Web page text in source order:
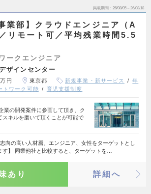
掲載期間 26/08/05～26/08/18
業部】クラウドエンジニア（A
リモート可／平均残業時間5.5
ークエンジニア
ザインセンター
円 東京都 新規事業・新サービス
年
トワーク可能 育児支援制度
業の開発案件に参画して頂き、ク
スキルを磨いて頂くことが可能で
志向の高い人材層、エンジニア、女性をターゲットとし
す】 同業他社と比較すると、ターゲットを…
あり 詳細へ